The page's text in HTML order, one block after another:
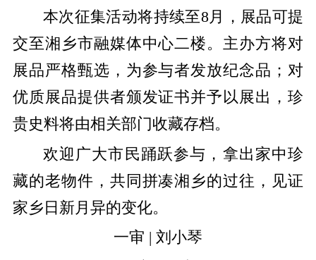
本次征集活动将持续至8月，展品可提
交至湘乡市融媒体中心二楼。主办方将对
展品严格甄选，为参与者发放纪念品；对
优质展品提供者颁发证书并予以展出，珍
贵史料将由相关部门收藏存档。
欢迎广大市民踊跃参与，拿出家中珍
藏的老物件，共同拼凑湘乡的过往，见证
家乡日新月异的变化。
一审 | 刘小琴